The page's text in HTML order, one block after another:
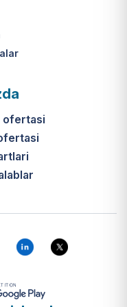
Vazirlar
nima?
va
uchun
va
ofertasi